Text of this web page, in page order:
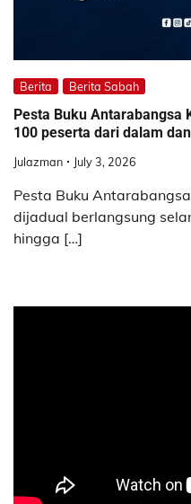
Berita Berita Sabah
Pesta Buku Antarabangsa
100 peserta dari dalam
Julazman July 3, 2026
Pesta Buku
dijadual berlangsung
hingga […]